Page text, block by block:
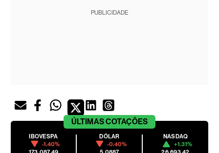
PUBLICIDADE
ÚLTIMASCOTAÇÕES
IBOVESPA
-1.40%
DÓLAR
-0.40%
NASDAQ
+1.31%